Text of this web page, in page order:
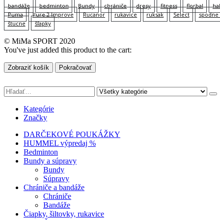
bandáže bedminton Bundy chrániče dresy fitness florbal
Puma
Pure 2 Improve Rucanor rukavice ruksak Select
štucne
šľapky
© MiMa SPORT 2020
You've just added this product to the cart:
Zobraziť košík Pokračovať
Kategórie
Značky
DARČEKOVÉ POUKÁŽKY
HUMMEL výpredaj %
Bedminton
Bundy a súpravy
Bundy
Súpravy
Chrániče a bandáže
Chrániče
Bandáže
Čiapky, šiltovky, rukavice